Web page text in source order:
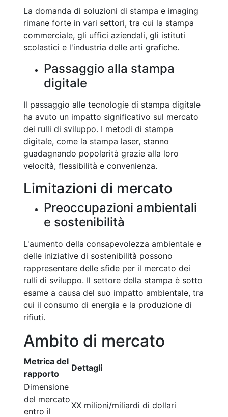
La domanda di soluzioni di stampa e imaging
rimane forte in vari settori, tra cui la stampa
commerciale, gli uffici aziendali, gli istituti
scolastici e l'industria delle arti grafiche.
Passaggio alla stampa
digitale
Il passaggio alle tecnologie di stampa digitale
ha avuto un impatto significativo sul mercato
dei rulli di sviluppo. I metodi di stampa
digitale, come la stampa laser, stanno
guadagnando popolarità grazie alla loro
velocità, flessibilità e convenienza.
Limitazioni di mercato
Preoccupazioni ambientali
e sostenibilità
L'aumento della consapevolezza ambientale e
delle iniziative di sostenibilità possono
rappresentare delle sfide per il mercato dei
rulli di sviluppo. Il settore della stampa è sotto
esame a causa del suo impatto ambientale, tra
cui il consumo di energia e la produzione di
rifiuti.
Ambito di mercato
Metrica del
rapporto
Dettagli
Dimensione
del mercato
entro il
XX milioni/miliardi di dollari